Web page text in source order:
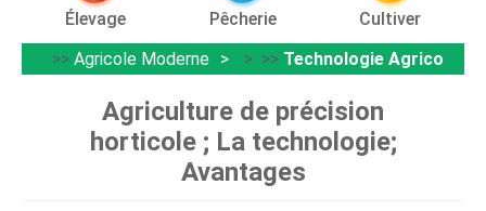
Élevage Pêcherie
Cultiver
>> Agricole Moderne > >> Technologie Agricole
Agriculture de précision
horticole ; La technologie;
Avantages